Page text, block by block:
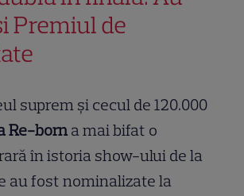
Premiul de
suprem și cecul de 120.000
Re-born a mai bifat o
în istoria show-ului de la
au fost nominalizate la